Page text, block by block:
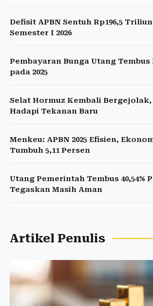
Defisit APBN Sentuh Rp196,5
Semester I 2026
Pembayaran Bunga Utang Tembus
pada 2025
Selat Hormuz Kembali Bergejolak,
Hadapi Tekanan Baru
Menkeu: APBN 2025 Efisien,
Tumbuh 5,11 Persen
Utang Pemerintah Tembus 40,54%
Tegaskan Masih Aman
Artikel Penulis